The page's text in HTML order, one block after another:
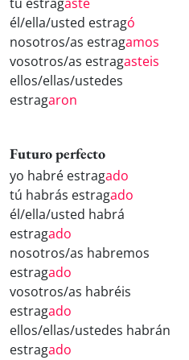
él/ella/usted estragó
nosotros/as estragamos
vosotros/as estragasteis
ellos/ellas/ustedes
estragaron
Futuro perfecto
yo habré estragado
tú habrás estragado
él/ella/usted habrá
estragado
nosotros/as habremos
estragado
vosotros/as habréis
estragado
ellos/ellas/ustedes habrán
estragado